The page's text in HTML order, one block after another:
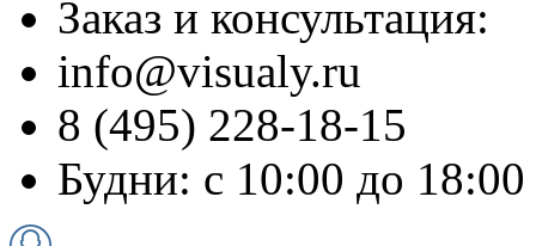
Заказ и консультация:
info@visualy.ru
8 (495) 228-18-15
Будни: с 10:00 до 18:00